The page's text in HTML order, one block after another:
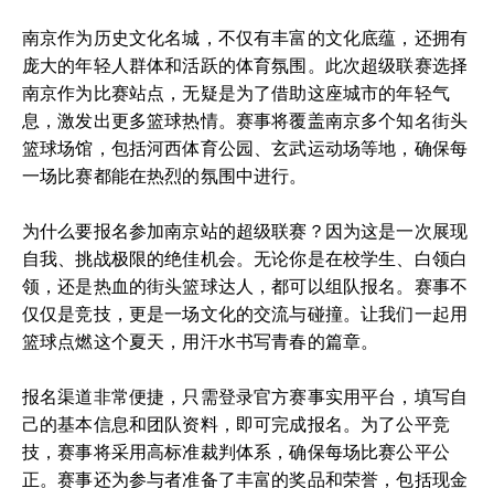
南京作为历史文化名城，不仅有丰富的文化底蕴，还拥有
庞大的年轻人群体和活跃的体育氛围。此次超级联赛选择
南京作为比赛站点，无疑是为了借助这座城市的年轻气
息，激发出更多篮球热情。赛事将覆盖南京多个知名街头
篮球场馆，包括河西体育公园、玄武运动场等地，确保每
一场比赛都能在热烈的氛围中进行。
为什么要报名参加南京站的超级联赛？因为这是一次展现
自我、挑战极限的绝佳机会。无论你是在校学生、白领白
领，还是热血的街头篮球达人，都可以组队报名。赛事不
仅仅是竞技，更是一场文化的交流与碰撞。让我们一起用
篮球点燃这个夏天，用汗水书写青春的篇章。
报名渠道非常便捷，只需登录官方赛事实用平台，填写自
己的基本信息和团队资料，即可完成报名。为了公平竞
技，赛事将采用高标准裁判体系，确保每场比赛公平公
正。赛事还为参与者准备了丰富的奖品和荣誉，包括现金